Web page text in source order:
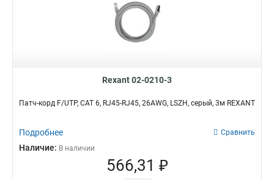
Rexant 02-0210-3
Патч-корд F/UTP, CAT 6, RJ45-RJ45, 26AWG, LSZH, серый, 3м REXANT
Подробнее Сравнить
Наличие: В наличии
566,31 ₽